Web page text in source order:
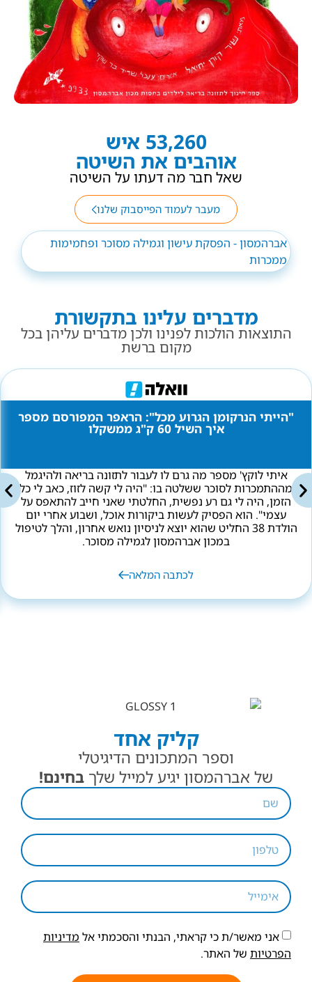
53,260 איש
אוהבים את השיטה
שאל חבר מה דעתו על השיטה
מעבר לעמוד הפייסבוק שלנו
‎אברהמסון - הפסקת עישון וגמילה מסוכר ופחמימות
ממכרות‎
מדברים עלינו בתקשורת
התוצאות הולכות לפנינו ולכן מדברים עליהן בכל
מקום ברשת
"הייתי הנרקומן הגרוע מכל": הראפר המפורסם מספר
איך השיל 60 ק"ג ממשקלו
איתי לוקץ' מספר מה גרם לו לעבור לתזונה בריאה ולהיגמל
מההתמכרות לסוכר ששלטה בו: "היה לי קשה לזוז, כאב לי כל
הזמן, היה לי גם רע נפשית, החלטתי שאני חייב להתאפס על
עצמי". הוא הפסיק לעשות ביקורות אוכל, ושבוע אחרי יום
הולדת 38 החליט שהוא יוצא לניסיון נואש אחרון, והלך לטיפול
במכון אברהמסון לגמילה מסוכר.
לכתבה המלאה
קליק אחד
וספר המתכונים הדיגיטלי
של אברהמסון יגיע למייל שלך בחינם!
אני מאשר/ת כי קראתי, הבנתי והסכמתי אל מדיניות
הפרטיות של האתר.